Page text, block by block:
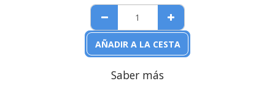
AÑADIR A LA CESTA
Saber más